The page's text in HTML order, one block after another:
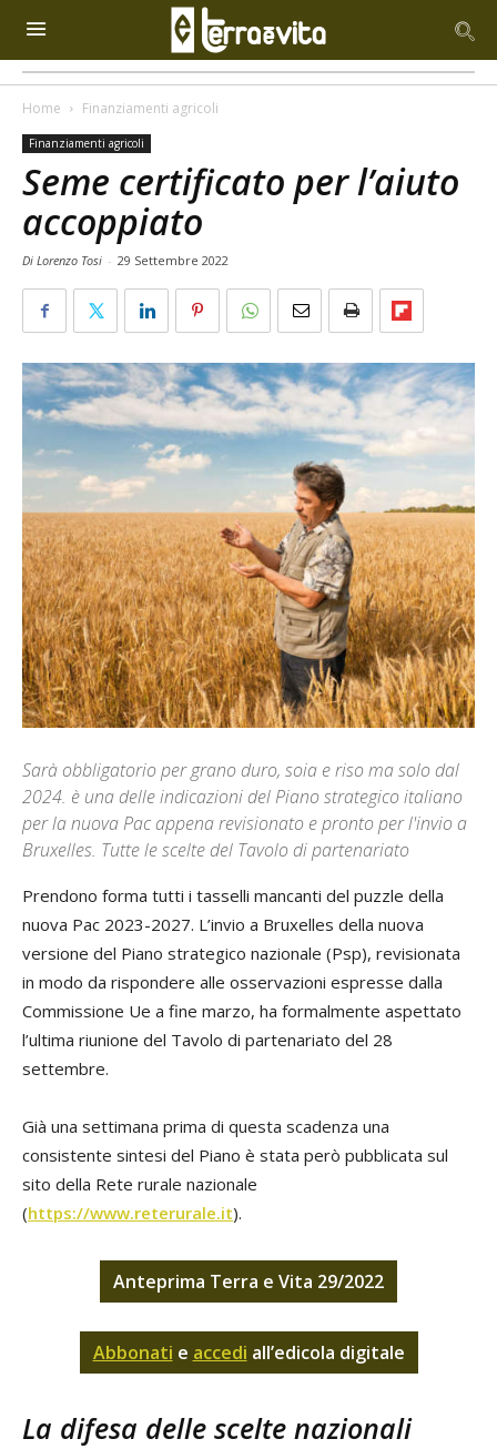
Home Finanziamenti agricoli
Finanziamenti agricoli
Seme certificato per l’aiuto
accoppiato
Di Lorenzo Tosi - 29 Settembre 2022
Sarà obbligatorio per grano duro, soia e riso ma solo dal
2024. è una delle indicazioni del Piano strategico italiano
per la nuova Pac appena revisionato e pronto per l'invio a
Bruxelles. Tutte le scelte del Tavolo di partenariato
Prendono forma tutti i tasselli mancanti del puzzle della
nuova Pac 2023-2027. L’invio a Bruxelles della nuova
versione del Piano strategico nazionale (Psp), revisionata
in modo da rispondere alle osservazioni espresse dalla
Commissione Ue a fine marzo, ha formalmente aspettato
l’ultima riunione del Tavolo di partenariato del 28
settembre.
Già una settimana prima di questa scadenza una
consistente sintesi del Piano è stata però pubblicata sul
sito della Rete rurale nazionale
(https://www.reterurale.it).
Anteprima Terra e Vita 29/2022
Abbonati e accedi all’edicola digitale
La difesa delle scelte nazionali